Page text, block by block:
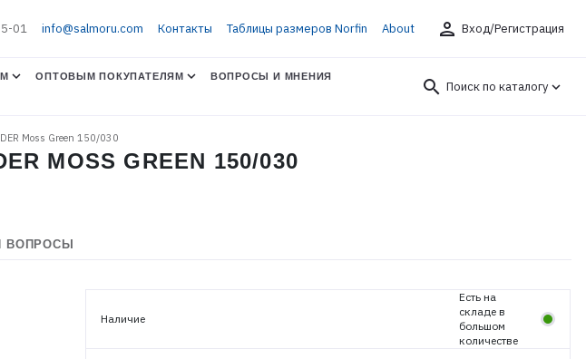
01 info@salmoru.com Контакты Таблицы размеров Norfin About person Вход/Регистрация
ОПТОВЫМ ПОКУПАТЕЛЯМ
ВОПРОСЫ И МНЕНИЯ
search Поиск по каталогу
Moss Green 150/030
MOSS GREEN 150/030
ВОПРОСЫ
Наличие
Есть на
складе в
большом
количестве